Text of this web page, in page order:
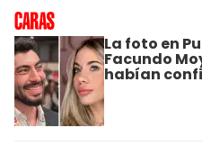
La foto en
Facundo
habían